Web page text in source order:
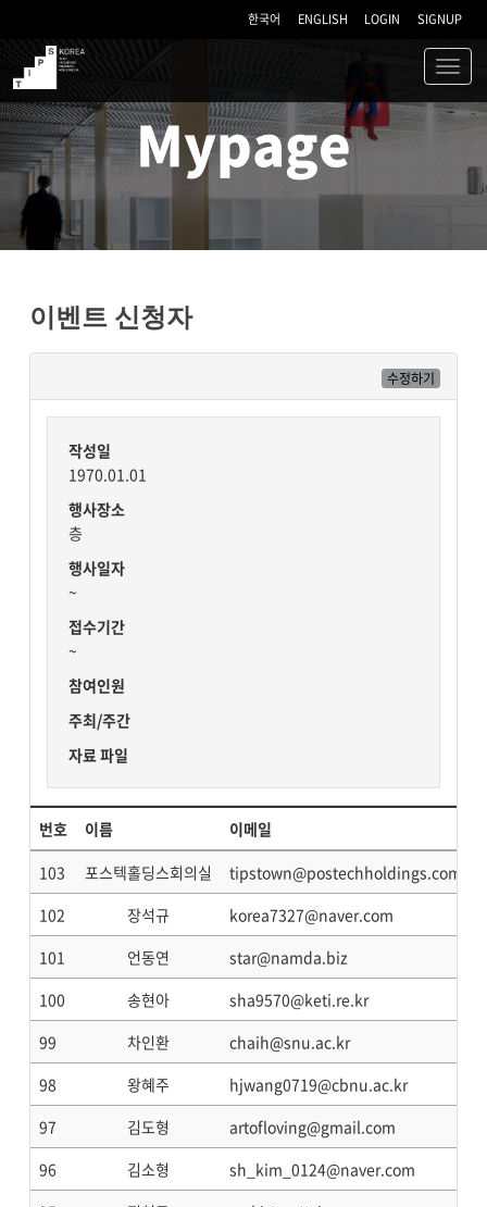
한국어 ENGLISH LOGIN SIGNUP
TIPS
Mypage
이벤트 신청자
수정하기
작성일
1970.01.01
행사장소
층
행사일자
~
접수기간
~
참여인원
주최/주간
자료 파일
번호 이름 이메일
103
포스텍홀딩스회의실 tipstown@postechholdings.com
102
장석규 korea7327@naver.com
101
언동연 star@namda.biz
100
송현아 sha9570@keti.re.kr
99
차인환 chaih@snu.ac.kr
98
왕혜주 hjwang0719@cbnu.ac.kr
97
김도형 artofloving@gmail.com
96
김소형 sh_kim_0124@naver.com